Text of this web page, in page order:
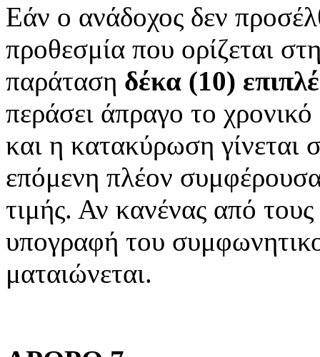
Εάν ο ανάδοχος δεν
προθεσμία που ορίζεται
παράταση δέκα (10)
περάσει άπραγο το
και η κατακύρωση
επόμενη πλέον
τιμής. Αν κανένας από
υπογραφή του
ματαιώνεται.